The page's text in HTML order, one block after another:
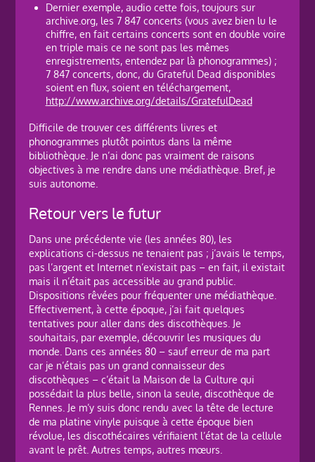
Dernier exemple, audio cette fois, toujours sur
archive.org, les 7 847 concerts (vous avez bien lu le
chiffre, en fait certains concerts sont en double voire
en triple mais ce ne sont pas les mêmes
enregistrements, entendez par là phonogrammes) ;
7 847 concerts, donc, du Grateful Dead disponibles
soient en flux, soient en téléchargement,
http://www.archive.org/details/GratefulDead
Difficile de trouver ces différents livres et
phonogrammes plutôt pointus dans la même
bibliothèque. Je n’ai donc pas vraiment de raisons
objectives à me rendre dans une médiathèque. Bref, je
suis autonome.
Retour vers le futur
Dans une précédente vie (les années 80), les
explications ci-dessus ne tenaient pas ; j’avais le temps,
pas l’argent et Internet n’existait pas – en fait, il existait
mais il n’était pas accessible au grand public.
Dispositions rêvées pour fréquenter une médiathèque.
Effectivement, à cette époque, j’ai fait quelques
tentatives pour aller dans des discothèques. Je
souhaitais, par exemple, découvrir les musiques du
monde. Dans ces années 80 – sauf erreur de ma part
car je n’étais pas un grand connaisseur des
discothèques – c’était la Maison de la Culture qui
possédait la plus belle, sinon la seule, discothèque de
Rennes. Je m’y suis donc rendu avec la tête de lecture
de ma platine vinyle puisque à cette époque bien
révolue, les discothécaires vérifiaient l’état de la cellule
avant le prêt. Autres temps, autres mœurs.